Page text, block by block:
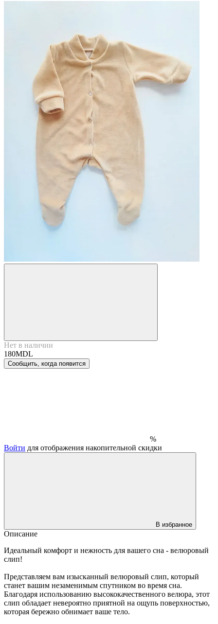
Нет в наличии
180MDL
Сообщить, когда появится
%
Войти для отображения накопительной скидки
В избранное
Описание
Идеальный комфорт и нежность для вашего сна - велюровый
слип!
Представляем вам изысканный велюровый слип, который
станет вашим незаменимым спутником во время сна.
Благодаря использованию высококачественного велюра, этот
слип обладает невероятно приятной на ощупь поверхностью,
которая бережно обнимает ваше тело.